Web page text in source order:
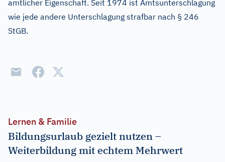
amtlicher Eigenschaft. Seit 1974 ist Amtsunterschlagung
wie jede andere Unterschlagung strafbar nach § 246
StGB.
Lernen & Familie
Bildungsurlaub gezielt nutzen –
Weiterbildung mit echtem Mehrwert